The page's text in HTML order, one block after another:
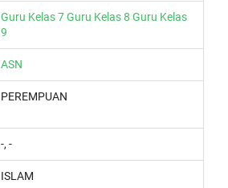
Guru Kelas 7Guru Kelas 8 Guru Kelas
9
ASN
PEREMPUAN
-, -
ISLAM